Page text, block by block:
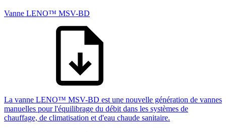
Vanne LENO™ MSV-BD
La vanne LENO™ MSV-BD est une nouvelle génération de vannes
manuelles pour l'équilibrage du débit dans les systèmes de
chauffage, de climatisation et d'eau chaude sanitaire.